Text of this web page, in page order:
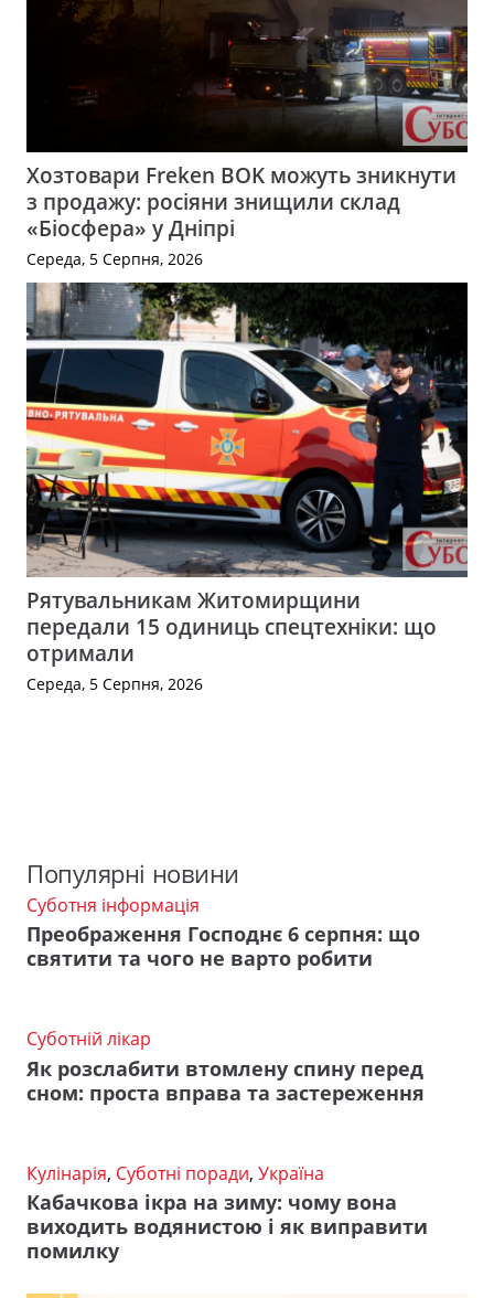
Хозтовари Freken BOK можуть зникнути
з продажу: росіяни знищили склад
«Біосфера» у Дніпрі
Середа, 5 Серпня, 2026
Рятувальникам Житомирщини
передали 15 одиниць спецтехніки: що
отримали
Середа, 5 Серпня, 2026
Популярні новини
Суботня інформація
Преображення Господнє 6 серпня: що
святити та чого не варто робити
Суботній лікар
Як розслабити втомлену спину перед
сном: проста вправа та застереження
Кулінарія, Суботні поради, Україна
Кабачкова ікра на зиму: чому вона
виходить водянистою і як виправити
помилку